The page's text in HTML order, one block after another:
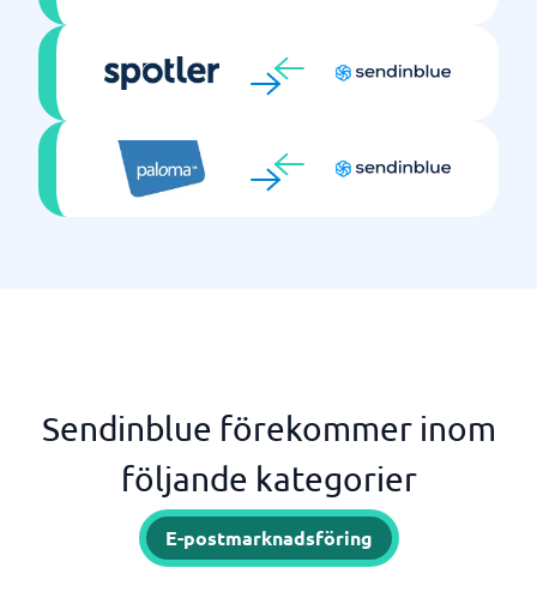
Sendinblue förekommer inom
följande kategorier
E-postmarknadsföring